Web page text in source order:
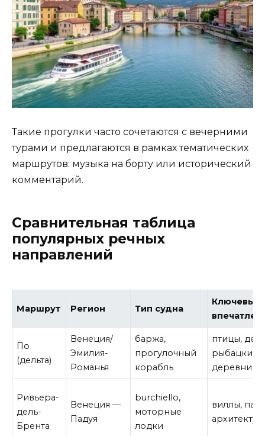
Такие прогулки часто сочетаются с вечерними
турами и предлагаются в рамках тематических
маршрутов: музыка на борту или исторический
комментарий.
Сравнительная таблица
популярных речных
направлений
Маршрут Регион Тип судна
Ключевые
По
(дельта)
Венеция/
Эмилия-
Романья
баржа,
прогулочный
корабль
птицы,
рыбацкие
деревни
Ривьера-
дель-
Брента
Венеция —
Падуя
burchiello,
моторные
лодки
виллы,